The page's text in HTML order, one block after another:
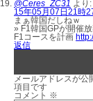
@Ceres_ZC31 より:
15年05月07日21時
まぁ韓国だしねｗ
» F1韓国GPが開催
F1コースを計画
返信
メールアドレスが公
項目です
コメント ※